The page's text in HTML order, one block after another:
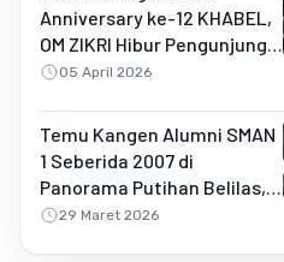
Anniversary ke-12 KHABEL,
OM ZIKRI Hibur Pengunjung
di Buluh Rampai
05 April 2026
Temu Kangen Alumni SMAN
1 Seberida 2007 di
Panorama Putihan Belilas,
Penuh Kebersamaan dan
29 Maret 2026